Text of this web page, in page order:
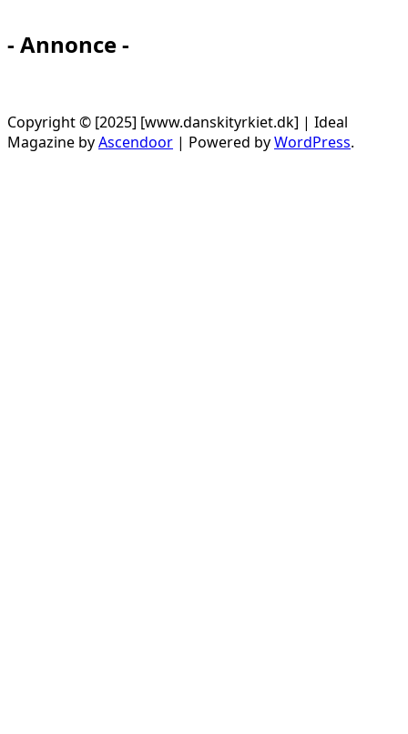
- Annonce -
Copyright © [2025] [www.danskityrkiet.dk] | Ideal
Magazine byAscendoor | Powered byWordPress.